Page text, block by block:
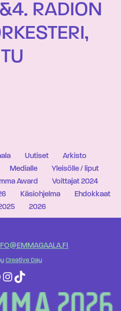
RADION
Uutiset
Arkisto
Medialle
Yleisölle / liput
Award
Voittajat 2024
Käsiohjelma
Ehdokkaat
2026
Creative Day